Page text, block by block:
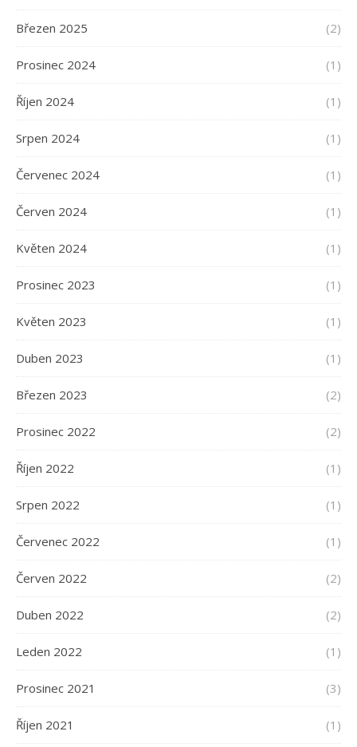
Březen 2025 (2)
Prosinec 2024 (1)
Říjen 2024 (1)
Srpen 2024 (1)
Červenec 2024 (1)
Červen 2024 (1)
Květen 2024 (1)
Prosinec 2023 (1)
Květen 2023 (1)
Duben 2023 (1)
Březen 2023 (2)
Prosinec 2022 (2)
Říjen 2022 (1)
Srpen 2022 (1)
Červenec 2022 (1)
Červen 2022 (2)
Duben 2022 (2)
Leden 2022 (1)
Prosinec 2021 (3)
Říjen 2021 (1)